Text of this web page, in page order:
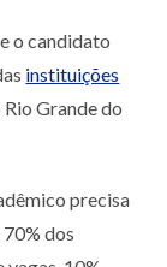
o candidato
instituições
Grande do
precisa
dos